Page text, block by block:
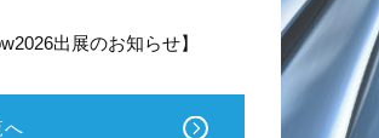
出展のお知らせ】
へ